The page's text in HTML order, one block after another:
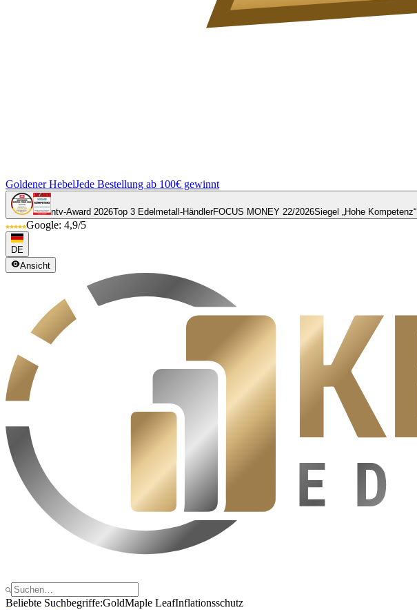
Goldener HebelJede Bestellung ab 100€ gewinnt
ntv-Award 2026Top 3 Edelmetall-HändlerFOCUS MONEY 22/2026Siegel „Hohe Kompetenz“
Google: 4,9/5
DE
Ansicht
Beliebte Suchbegriffe:GoldMaple LeafInflationsschutz